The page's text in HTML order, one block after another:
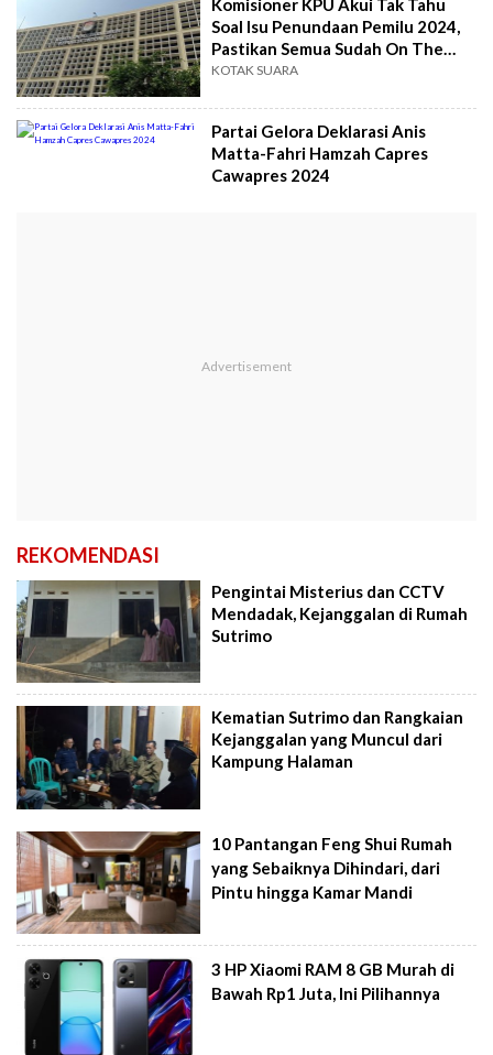
Komisioner KPU Akui Tak Tahu
Soal Isu Penundaan Pemilu 2024,
Pastikan Semua Sudah On The
Track
KOTAK SUARA
Partai Gelora Deklarasi Anis
Matta-Fahri Hamzah Capres
Cawapres 2024
REKOMENDASI
Pengintai Misterius dan CCTV
Mendadak, Kejanggalan di Rumah
Sutrimo
Kematian Sutrimo dan Rangkaian
Kejanggalan yang Muncul dari
Kampung Halaman
10 Pantangan Feng Shui Rumah
yang Sebaiknya Dihindari, dari
Pintu hingga Kamar Mandi
3 HP Xiaomi RAM 8 GB Murah di
Bawah Rp1 Juta, Ini Pilihannya